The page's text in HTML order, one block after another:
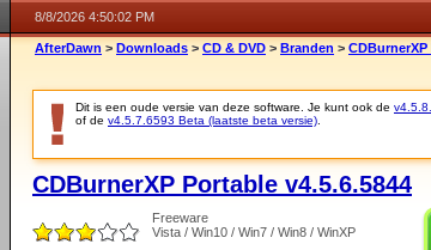
8/8/2026 4:50:02 PM
AfterDawn > Downloads > CD & DVD > Branden > CDBurnerXP
Dit is een oude versie van deze software. Je kunt ook de
of de v4.5.7.6593 Beta (laatste beta versie)
CDBurnerXP Portable v4.5.6.5844
Freeware
Vista / Win10 / Win7 / Win8 / WinXP